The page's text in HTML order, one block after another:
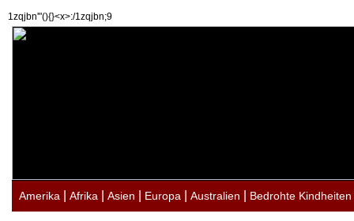
1zqjbn'"(){}<x>:/1zqjbn;9
Amerika Afrika Asien Europa Australien Bedrohte Kindheiten